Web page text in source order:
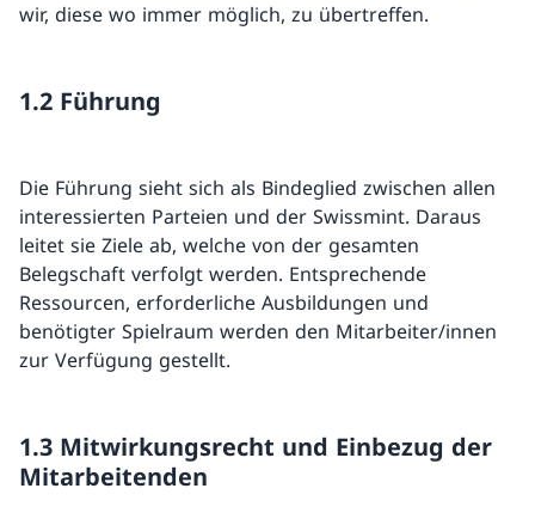
wir, diese wo immer möglich, zu übertreffen.
1.2 Führung
Die Führung sieht sich als Bindeglied zwischen allen
interessierten Parteien und der Swissmint. Daraus
leitet sie Ziele ab, welche von der gesamten
Belegschaft verfolgt werden. Entsprechende
Ressourcen, erforderliche Ausbildungen und
benötigter Spielraum werden den Mitarbeiter/innen
zur Verfügung gestellt.
1.3 Mitwirkungsrecht und Einbezug der
Mitarbeitenden